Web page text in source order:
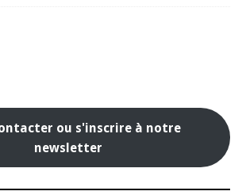
ou s'inscrire à notre
newsletter